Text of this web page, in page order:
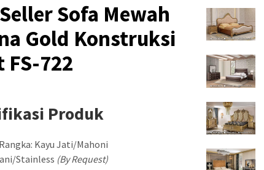
Sofa Mewah
Gold Konstruksi
FS-722
Produk
Kayu Jati/Mahoni
Stainless (By Request)